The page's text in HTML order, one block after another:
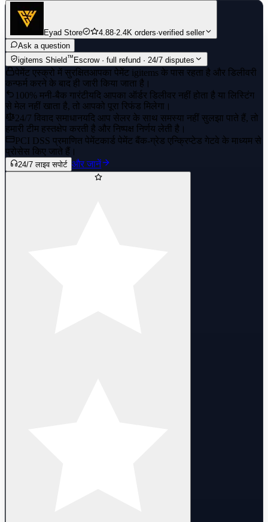
Eyad Store 4.88·2.4K orders·verified seller
Ask a question
igitems Shield™ Escrow · full refund · 24/7 disputes
पेमेंट एस्क्रो में सुरक्षितआपका पेमेंट igitems के पास रहता है और डिलीवरी
कन्फर्म करने के बाद ही जारी किया जाता है।
100% मनी-बैक गारंटीयदि आपका ऑर्डर डिलीवर नहीं होता है या लिस्टिंग
से मेल नहीं खाता है, तो आपको पूरा रिफंड मिलेगा।
24/7 विवाद समाधानयदि आप सेलर के साथ समस्या नहीं सुलझा पाते हैं, तो
हमारी टीम हस्तक्षेप करती है और निष्पक्ष निर्णय लेती है।
PCI DSS प्रमाणित पेमेंटकार्ड पेमेंट बैंक-ग्रेड एन्क्रिप्टेड गेटवे के माध्यम से
प्रोसेस किए जाते हैं।
24/7 लाइव सपोर्ट और जानें